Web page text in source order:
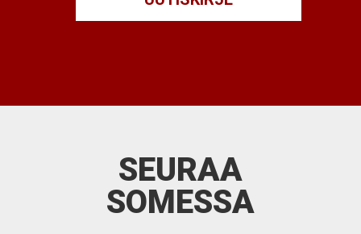
SEURAA
SOMESSA